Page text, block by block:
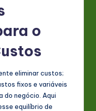
o
eliminar custos;
fixos e variáveis
do negócio. Aqui
equilíbrio de